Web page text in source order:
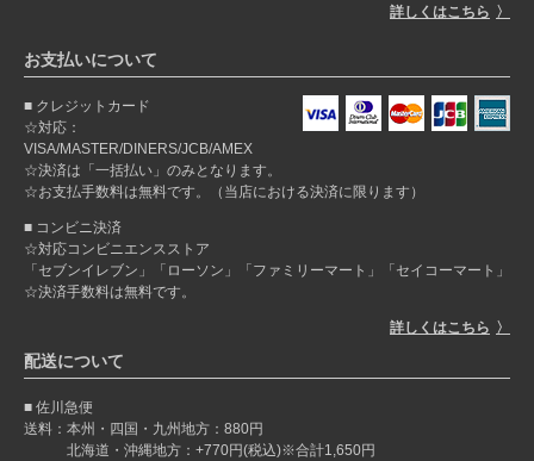
詳しくはこちら
お支払いについて
クレジットカード
☆対応：
VISA/MASTER/DINERS/JCB/AMEX
☆決済は「一括払い」のみとなります。
☆お支払手数料は無料です。（当店における決済に限ります）
コンビニ決済
☆対応コンビニエンスストア
「セブンイレブン」「ローソン」「ファミリーマート」「セイコーマート」
☆決済手数料は無料です。
詳しくはこちら
配送について
佐川急便
送料：本州・四国・九州地方：880円
北海道・沖縄地方：+770円(税込)※合計1,650円